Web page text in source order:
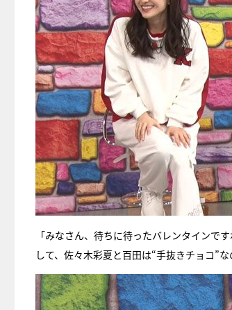
「みなさん、待ちに待ったバレンタインで
して、佐々木彩夏と百田は“手抜きチョコ”